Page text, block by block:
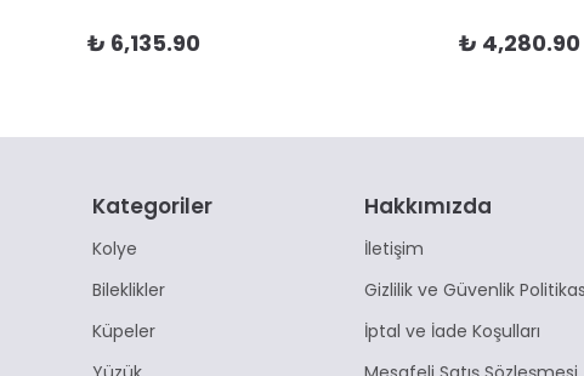
₺ 6,135.90 ₺ 4,280.90
Kategoriler
Kolye
Bileklikler
Küpeler
Hakkımızda
İletişim
Gizlilik ve Güvenlik
İptal ve İade Koşulları